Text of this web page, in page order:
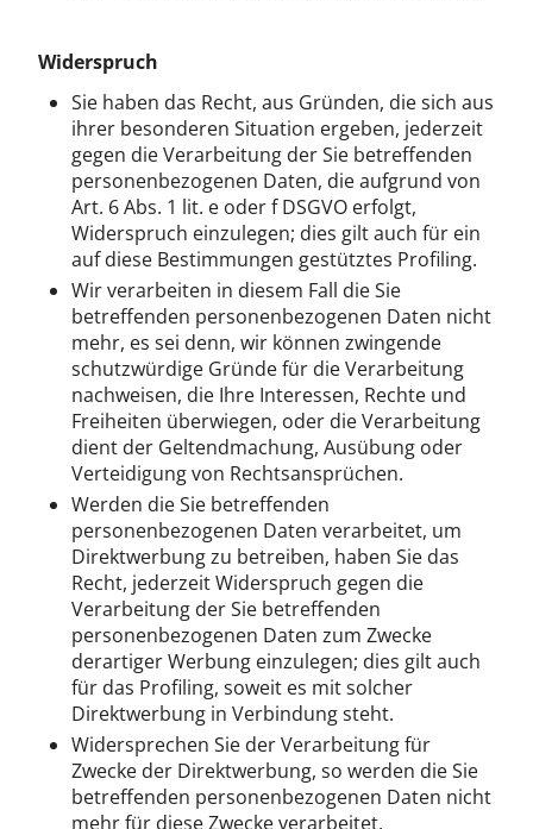
Widerspruch
Sie haben das Recht, aus Gründen, die sich aus
ihrer besonderen Situation ergeben, jederzeit
gegen die Verarbeitung der Sie betreffenden
personenbezogenen Daten, die aufgrund von
Art. 6 Abs. 1 lit. e oder f DSGVO erfolgt,
Widerspruch einzulegen; dies gilt auch für ein
auf diese Bestimmungen gestütztes Profiling.
Wir verarbeiten in diesem Fall die Sie
betreffenden personenbezogenen Daten nicht
mehr, es sei denn, wir können zwingende
schutzwürdige Gründe für die Verarbeitung
nachweisen, die Ihre Interessen, Rechte und
Freiheiten überwiegen, oder die Verarbeitung
dient der Geltendmachung, Ausübung oder
Verteidigung von Rechtsansprüchen.
Werden die Sie betreffenden
personenbezogenen Daten verarbeitet, um
Direktwerbung zu betreiben, haben Sie das
Recht, jederzeit Widerspruch gegen die
Verarbeitung der Sie betreffenden
personenbezogenen Daten zum Zwecke
derartiger Werbung einzulegen; dies gilt auch
für das Profiling, soweit es mit solcher
Direktwerbung in Verbindung steht.
Widersprechen Sie der Verarbeitung für
Zwecke der Direktwerbung, so werden die Sie
betreffenden personenbezogenen Daten nicht
mehr für diese Zwecke verarbeitet.